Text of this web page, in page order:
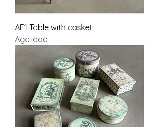
AF1 Table with casket
Agotado